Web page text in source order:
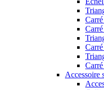
Accessoire